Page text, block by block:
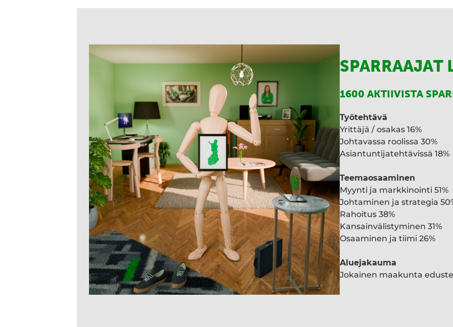
SPARRAAJAT
1600 AKTIIVISTA
Työtehtävä
Yrittäjä / osakas 16%
Johtavassa roolissa 30%
Asiantuntijatehtävissä 18%
Teemaosaaminen
Myynti ja markkinointi 51%
Johtaminen ja strategia
Rahoitus 38%
Kansainvälistyminen 31%
Osaaminen ja tiimi 26%
Aluejakauma
Jokainen maakunta